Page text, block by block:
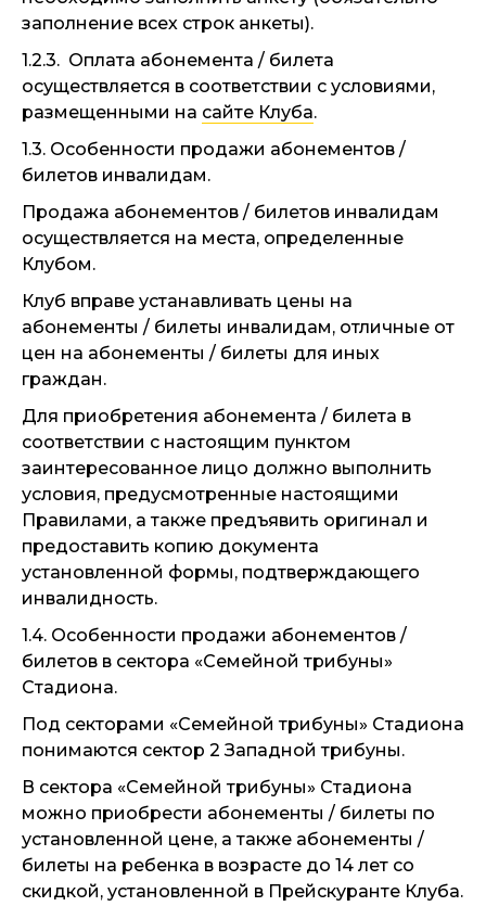
заполнение всех строк анкеты).
1.2.3. Оплата абонемента / билета
осуществляется в соответствии с условиями,
размещенными на сайте Клуба.
1.3. Особенности продажи абонементов /
билетов инвалидам.
Продажа абонементов / билетов инвалидам
осуществляется на места, определенные
Клубом.
Клуб вправе устанавливать цены на
абонементы / билеты инвалидам, отличные от
цен на абонементы / билеты для иных
граждан.
Для приобретения абонемента / билета в
соответствии с настоящим пунктом
заинтересованное лицо должно выполнить
условия, предусмотренные настоящими
Правилами, а также предъявить оригинал и
предоставить копию документа
установленной формы, подтверждающего
инвалидность.
1.4. Особенности продажи абонементов /
билетов в сектора «Семейной трибуны»
Стадиона.
Под секторами «Семейной трибуны» Стадиона
понимаются сектор 2 Западной трибуны.
В сектора «Семейной трибуны» Стадиона
можно приобрести абонементы / билеты по
установленной цене, а также абонементы /
билеты на ребенка в возрасте до 14 лет со
скидкой, установленной в Прейскуранте Клуба.